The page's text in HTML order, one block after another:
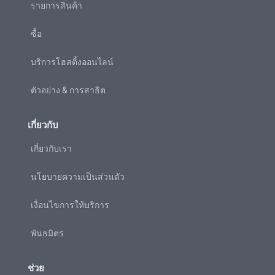
รายการสินค้า
ซื้อ
บริการโฮสติ้งออนไลน์
ตัวอย่าง & การสาธิต
เกี่ยวกับ
เกี่ยวกับเรา
นโยบายความเป็นส่วนตัว
เงื่อนไขการให้บริการ
พันธมิตร
ช่วย